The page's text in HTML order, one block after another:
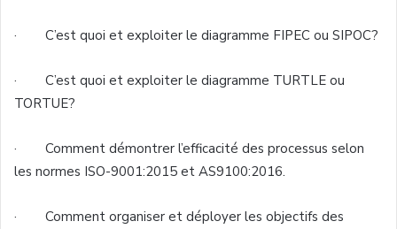
· C’est quoi et exploiter le diagramme FIPEC ou SIPOC?
· C’est quoi et exploiter le diagramme TURTLE ou
TORTUE?
· Comment démontrer l’efficacité des processus selon
les normes ISO-9001:2015 et AS9100:2016.
· Comment organiser et déployer les objectifs des